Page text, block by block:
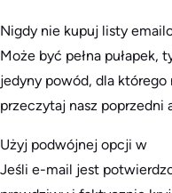
Nigdy nie kupuj listy
Może być pełna pułapek,
jedyny powód, dla
przeczytaj nasz poprzedni
Użyj podwójnej opcji w
Jeśli e-mail jest